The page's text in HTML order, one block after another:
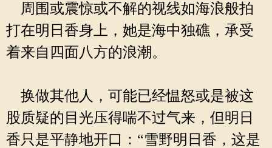
周围或震惊或不解的视线如海浪般拍
打在明日香身上，她是海中独礁，承受
着来自四面八方的浪潮。
换做其他人，可能已经愠怒或是被这
股质疑的目光压得喘不过气来，但明日
香只是平静地开口：“雪野明日香，这是